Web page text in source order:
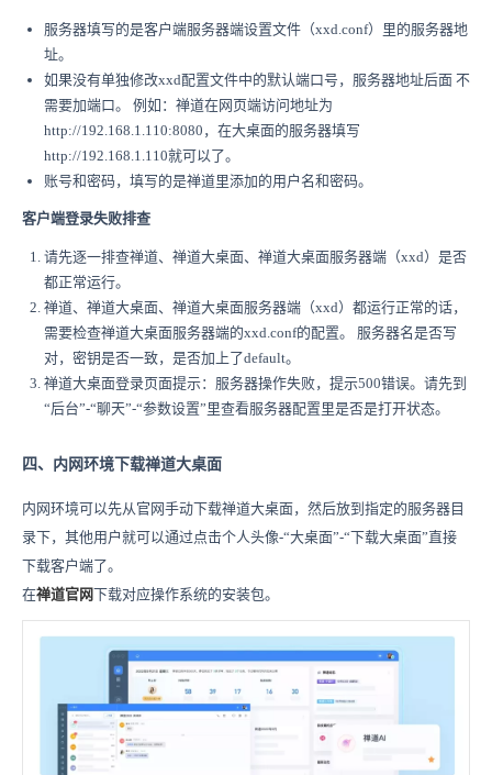
服务器填写的是客户端服务器端设置文件（xxd.conf）里的服务器地
址。
如果没有单独修改xxd配置文件中的默认端口号，服务器地址后面 不
需要加端口。 例如：禅道在网页端访问地址为
http://192.168.1.110:8080，在大桌面的服务器填写
http://192.168.1.110就可以了。
账号和密码，填写的是禅道里添加的用户名和密码。
客户端登录失败排查
请先逐一排查禅道、禅道大桌面、禅道大桌面服务器端（xxd）是否
都正常运行。
禅道、禅道大桌面、禅道大桌面服务器端（xxd）都运行正常的话，
需要检查禅道大桌面服务器端的xxd.conf的配置。 服务器名是否写
对，密钥是否一致，是否加上了default。
禅道大桌面登录页面提示：服务器操作失败，提示500错误。请先到
“后台”-“聊天”-“参数设置”里查看服务器配置里是否是打开状态。
四、 内网环境下载禅道大桌面
内网环境可以先从官网手动下载禅道大桌面，然后放到指定的服务器目
录下，其他用户就可以通过点击个人头像-“大桌面”-“下载大桌面”直接
下载客户端了。
在禅道官网下载对应操作系统的安装包。